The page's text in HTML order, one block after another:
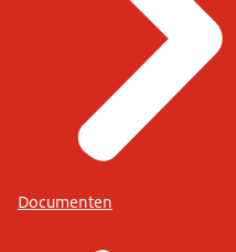
Documenten